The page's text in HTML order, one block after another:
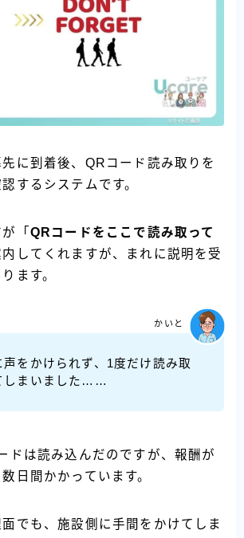
に到着後、QRコード読み取りを
するシステムです。
「 QRコードをここで読み取って
内してくれますが、まれに説明を受
ます。
をかけられず、1度だけ読み取
しまいました……
かいと
ドは読み込んだのですが、報酬が
日間かかっています。
でも、施設側に手間をかけてしま